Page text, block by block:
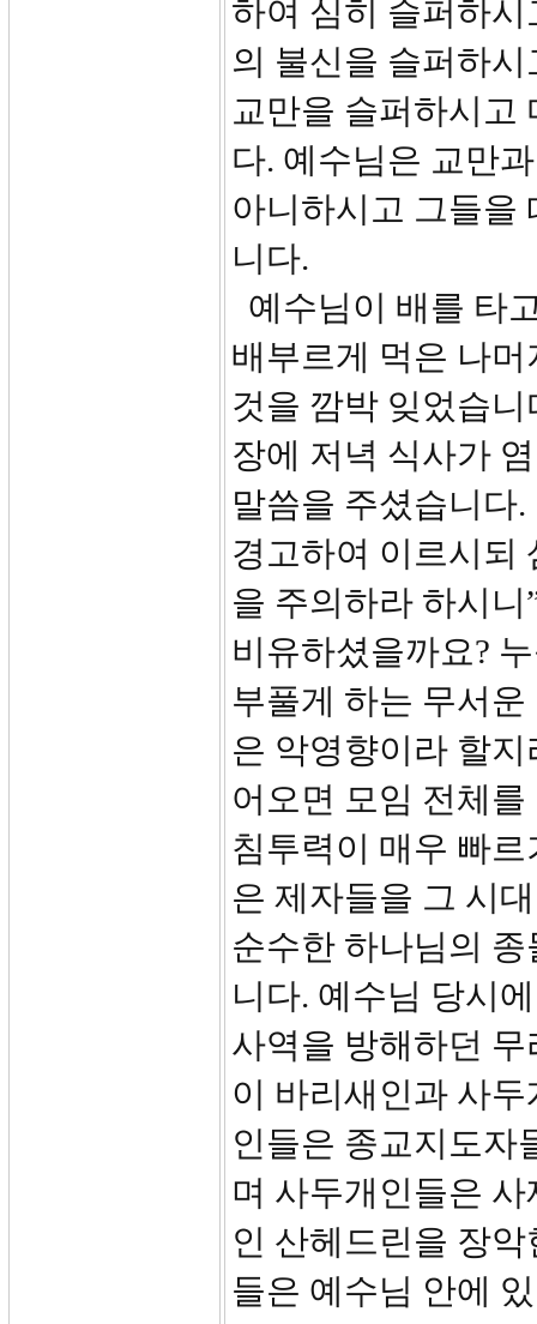
하여 심히 슬퍼하
의 불신을 슬퍼하
교만을 슬퍼하시고
다. 예수님은 교만
아니하시고 그들을
니다.
예수님이 배를 타
배부르게 먹은 나
것을 깜박 잊었습
장에 저녁 식사가
말씀을 주셨습니다
경고하여 이르시되
을 주의하라 하시
비유하셨을까요?
부풀게 하는 무서
은 악영향이라 할
어오면 모임 전체
침투력이 매우 빠
은 제자들을 그 시
순수한 하나님의
니다. 예수님 당시
사역을 방해하던
이 바리새인과 사
인들은 종교지도자
며 사두개인들은
인 산헤드린을 장
들은 예수님 안에